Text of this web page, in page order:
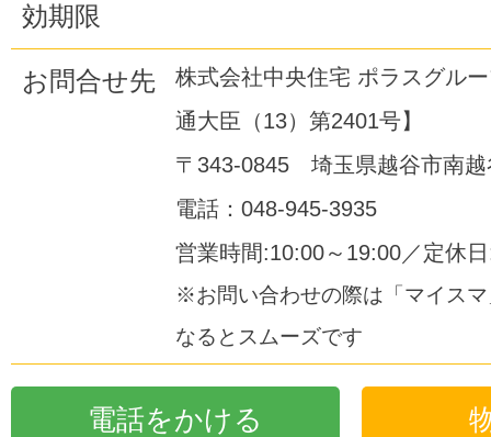
効期限
お問合せ先
株式会社中央住宅 ポラスグル
通大臣（13）第2401号】
〒343-0845 埼玉県越谷市南越
電話：048-945-3935
営業時間:10:00～19:00／定休
※お問い合わせの際は「マイス
なるとスムーズです
電話をかける